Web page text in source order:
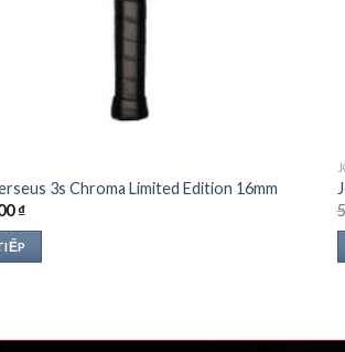
3s Chroma Limited Edition 16mm
₫